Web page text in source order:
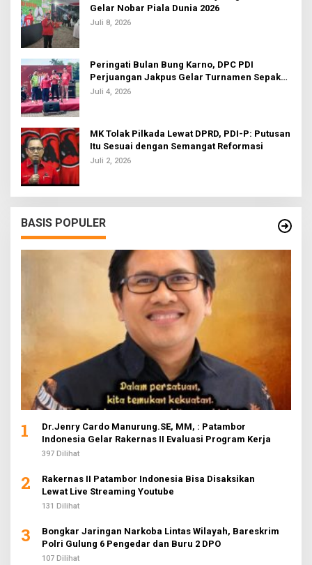
Gelar Nobar Piala Dunia 2026
Juli 8, 2026
Peringati Bulan Bung Karno, DPC PDI
Perjuangan Jakpus Gelar Turnamen Sepak
Bola U-20
Juli 4, 2026
MK Tolak Pilkada Lewat DPRD, PDI-P: Putusan
Itu Sesuai dengan Semangat Reformasi
Juli 2, 2026
BASIS POPULER
1
Dr.Jenry Cardo Manurung.SE, MM, : Patambor
Indonesia Gelar Rakernas II Evaluasi Program Kerja
397 Dilihat
2
Rakernas II Patambor Indonesia Bisa Disaksikan
Lewat Live Streaming Youtube
131 Dilihat
3
Bongkar Jaringan Narkoba Lintas Wilayah, Bareskrim
Polri Gulung 6 Pengedar dan Buru 2 DPO
107 Dilihat